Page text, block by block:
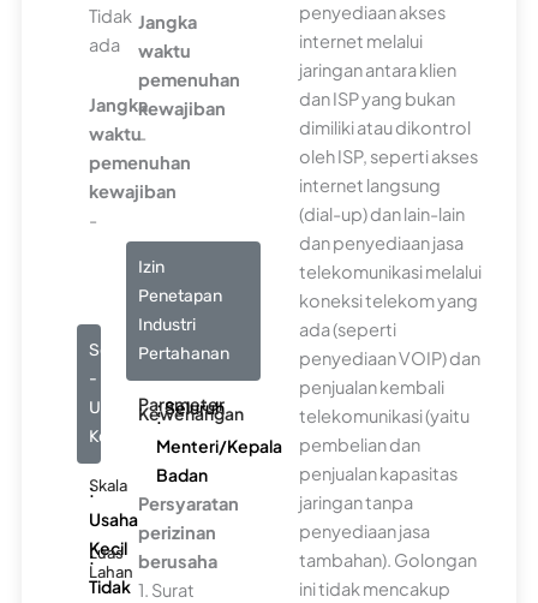
Tidak
ada
Jangka
waktu
pemenuhan
kewajiban
-
Seluruhnya
-
Usaha
Kecil
Skala
:
Usaha
Kecil
Luas
Lahan
:
Tidak
Jangka
waktu
pemenuhan
kewajiban
-
Izin
Penetapan
Industri
Pertahanan
Parameter
: Seluruh
Kewenangan
:
Menteri/Kepala
Badan
Persyaratan
perizinan
berusaha
1. Surat
penyediaan akses
internet melalui
jaringan antara klien
dan ISP yang bukan
dimiliki atau dikontrol
oleh ISP, seperti akses
internet langsung
(dial-up) dan lain-lain
dan penyediaan jasa
telekomunikasi melalui
koneksi telekom yang
ada (seperti
penyediaan VOIP) dan
penjualan kembali
telekomunikasi (yaitu
pembelian dan
penjualan kapasitas
jaringan tanpa
penyediaan jasa
tambahan). Golongan
ini tidak mencakup